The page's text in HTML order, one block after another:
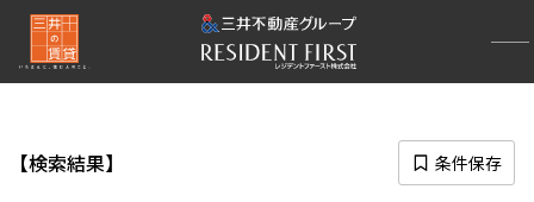
検索結果 条件保存
再検索ナビゲーション
選択中の路線